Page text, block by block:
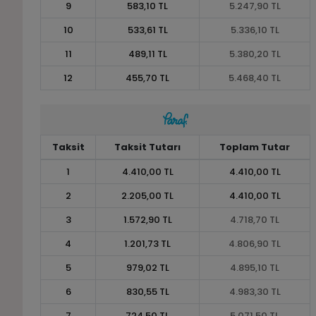
9 583,10 TL
5.247,90 TL
10
533,61 TL
5.336,10 TL
11
489,11 TL
5.380,20 TL
12
455,70 TL 5.468,40 TL
Taksit Taksit Tutarı
Toplam Tutar
1
4.410,00 TL
4.410,00 TL
2
2.205,00 TL
4.410,00 TL
3
1.572,90 TL
4.718,70 TL
4
1.201,73 TL
4.806,90 TL
5
979,02 TL
4.895,10 TL
6
830,55 TL
4.983,30 TL